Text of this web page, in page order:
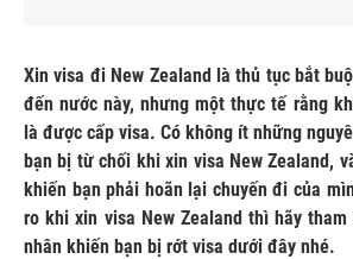
Xin visa đi New Zealand là thủ tục bắt
đến nước này, nhưng một thực tế rằng
là được cấp visa. Có không ít những
bạn bị từ chối khi xin visa New Zealand,
khiến bạn phải hoãn lại chuyến đi của
ro khi xin visa New Zealand thì hãy tham
nhân khiến bạn bị rớt visa dưới đây nhé.